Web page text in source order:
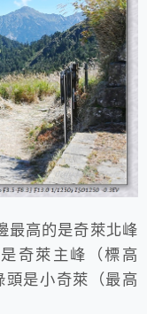
最高的是奇萊北峰
奇萊主峰（標高
頭是小奇萊（最高